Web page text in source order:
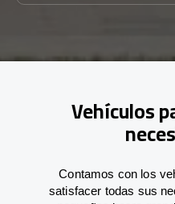
Vehículos
Contamos con los
satisfacer todas sus